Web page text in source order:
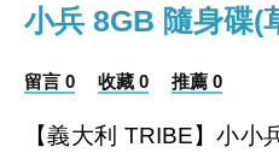
小兵 8GB 隨身碟(
留言 0 收藏 0 推薦 0
【義大利 TRIBE】小小